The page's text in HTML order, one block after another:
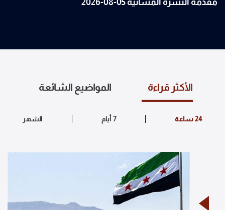
مقدمة النشرة المسائية 05-08-2026
الأكثر قراءة المواضيع الشائعة